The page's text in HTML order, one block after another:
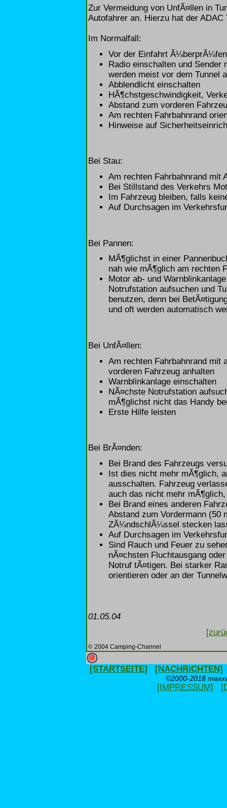
Zur Vermeidung von UnfÃ¤llen in
Autofahrer an. Hierzu hat der
Im Normalfall:
Vor der Einfahrt
Radio einschalten und Sender
werden meist vor dem Tunnel
Abblendlicht einschalten
HÃ¶chstgeschwindigkeit,
Abstand zum vorderen
Am rechten Fahrbahnrand
Hinweise auf
Bei Stau:
Am rechten Fahrbahnrand mit
Bei Stillstand des Verkehrs
Im Fahrzeug bleiben, falls
Auf Durchsagen im
Bei Pannen:
MÃ¶glichst in einer
nah wie mÃ¶glich am rechten
Motor ab- und
Notrufstation aufsuchen und
benutzen, denn bei
und oft werden automatisch
Bei UnfÃ¤llen:
Am rechten Fahrbahnrand mit
vorderen Fahrzeug anhalten
Warnblinkanlage einschalten
NÃ¤chste Notrufstation
mÃ¶glichst nicht das Handy
Erste Hilfe leisten
Bei BrÃ¤nden:
Bei Brand des Fahrzeugs
Ist dies nicht mehr mÃ¶glich,
ausschalten. Fahrzeug
auch das nicht mehr
Bei Brand eines anderen
Abstand zum Vordermann (50
ZÃ¼ndschlÃ¼ssel stecken
Auf Durchsagen im
Sind Rauch und Feuer zu
nÃ¤chsten Fluchtausgang
Notruf tÃ¤tigen. Bei starker
orientieren oder an der
01.05.04
© 2004 Camping-Channel
[STARTSEITE] [NACHRICHTEN]
©2000-2018
[IMPRESSUM]